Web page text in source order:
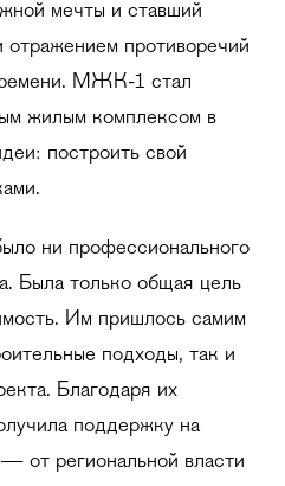
мечты и ставший
противоречий
МЖК-1 стал
жилым комплексом в
построить свой
ни профессионального
Была только общая цель
Им пришлось самим
подходы, так и
Благодаря их
поддержку на
от региональной власти